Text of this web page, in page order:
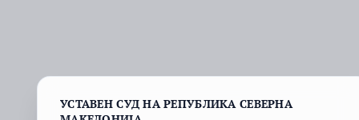
УСТАВЕН СУД НА РЕПУБЛИКА СЕВЕРНА